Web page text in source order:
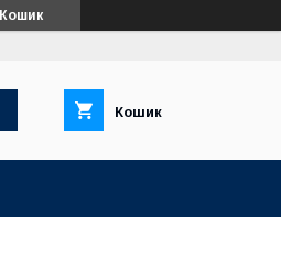
Кошик
Кошик